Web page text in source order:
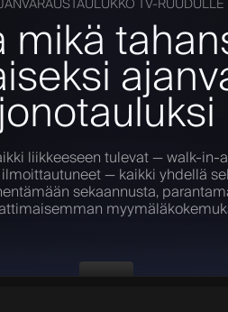
mikä
liikkeeseen tulevat — walk-in-
— kaikki yhdellä
sekaannusta,